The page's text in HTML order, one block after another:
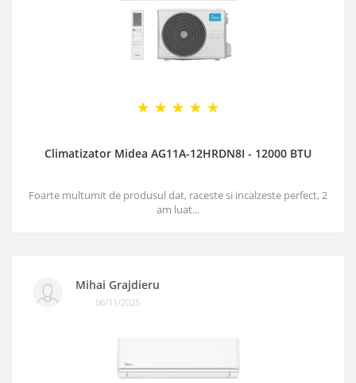
Climatizator Midea AG11A-12HRDN8I - 12000 BTU
Foarte multumit de produsul dat, raceste si incalzeste perfect, 2
am luat...
Mihai Grajdieru
06/11/2025